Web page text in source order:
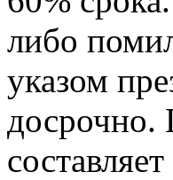
либо
указом
досрочно.